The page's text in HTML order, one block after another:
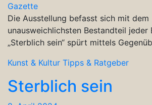
Gazette
Die Ausstellung befasst sich mit dem
unausweichlichsten Bestandteil jeder
„Sterblich sein“ spürt mittels
Kunst & Kultur Tipps & Ratgeber
Sterblich sein